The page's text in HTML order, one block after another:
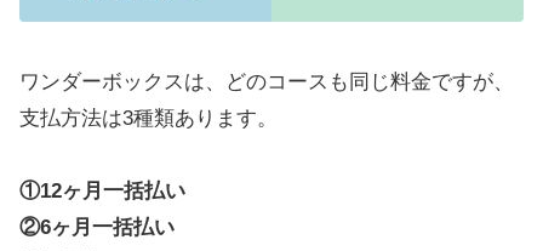
ワンダーボックスは、どのコースも同じ料金ですが、
支払方法は3種類あります。
①12ヶ月一括払い
②6ヶ月一括払い